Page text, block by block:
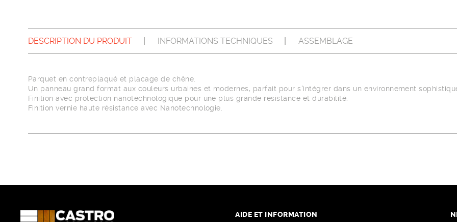
DESCRIPTION DU PRODUIT INFORMATIONS TECHNIQUES ASSEMBLAGE
Parquet en contreplaqué et placage de chêne.
Un panneau grand format aux couleurs urbaines et modernes, parfait pour s'intégrer dans un environnement
Finition avec protection nanotechnologique pour une plus grande résistance et durabilité.
Finition vernie haute résistance avec Nanotechnologie.
AIDE ET INFORMATION